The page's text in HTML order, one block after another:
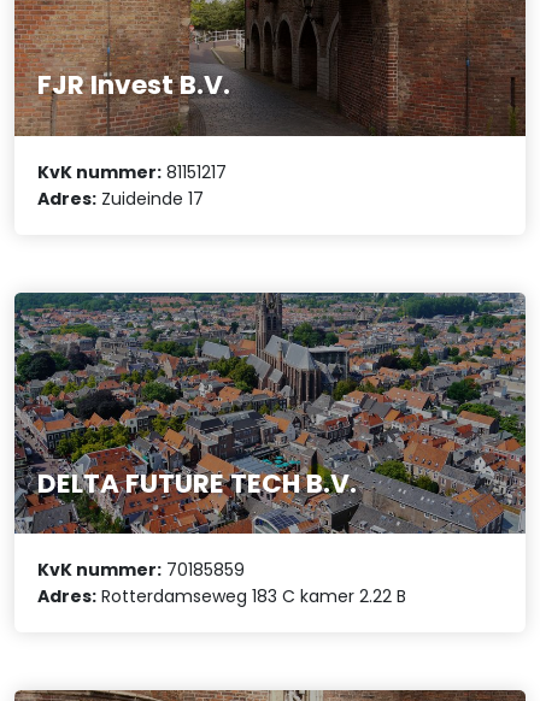
FJR Invest B.V.
KvK nummer: 81151217
Adres: Zuideinde 17
DELTA FUTURE TECH B.V.
KvK nummer: 70185859
Adres: Rotterdamseweg 183 C kamer 2.22 B